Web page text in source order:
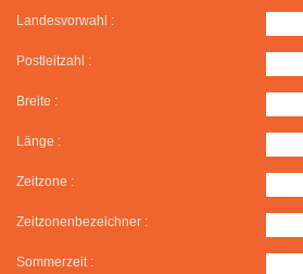
Landesvorwahl :
Postleitzahl :
Breite :
Länge :
Zeitzone :
Zeitzonenbezeichner :
Sommerzeit :